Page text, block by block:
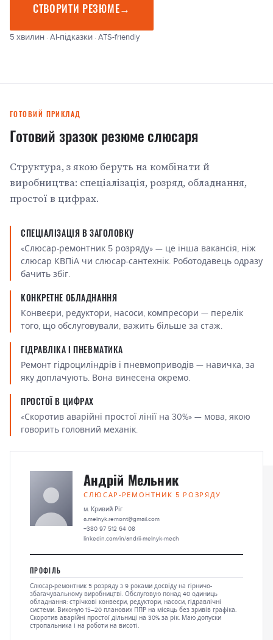
СТВОРИТИ РЕЗЮМЕ→
5 хвилин · AI-підказки · ATS-friendly
ГОТОВИЙ ПРИКЛАД
Готовий зразок резюме слюсаря
Структура, з якою беруть на комбінати й
виробництва: спеціалізація, розряд, обладнання,
простої в цифрах.
СПЕЦІАЛІЗАЦІЯ В ЗАГОЛОВКУ
«Слюсар-ремонтник 5 розряду» — це інша вакансія, ніж
слюсар КВПіА чи слюсар-сантехнік. Роботодавець одразу
бачить збіг.
КОНКРЕТНЕ ОБЛАДНАННЯ
Конвеєри, редуктори, насоси, компресори — перелік
того, що обслуговували, важить більше за стаж.
ГІДРАВЛІКА І ПНЕВМАТИКА
Ремонт гідроциліндрів і пневмоприводів — навичка, за
яку доплачують. Вона винесена окремо.
ПРОСТОЇ В ЦИФРАХ
«Скоротив аварійні простої лінії на 30%» — мова, якою
говорить головний механік.
Андрій Мельник
СЛЮСАР-РЕМОНТНИК 5 РОЗРЯДУ
м. Кривий Ріг
a.melnyk.remont@gmail.com
+380 97 512 64 08
linkedin.com/in/andrii-melnyk-mech
ПРОФІЛЬ
Слюсар-ремонтник 5 розряду з 9 роками досвіду на гірничо-
збагачувальному виробництві. Обслуговую понад 40 одиниць
обладнання: стрічкові конвеєри, редуктори, насоси, гідравлічні
системи. Виконую 15–20 планових ППР на місяць без зривів графіка.
Скоротив аварійні простої дільниці на 30% за рік. Маю допуски
стропальника і на роботи на висоті.